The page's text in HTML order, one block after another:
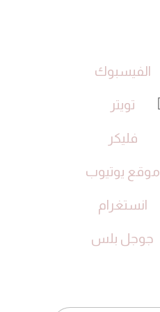
الفيسبوك
تويتر
فليكر
موقع يوتيوب
انستغرام
جوجل بلس